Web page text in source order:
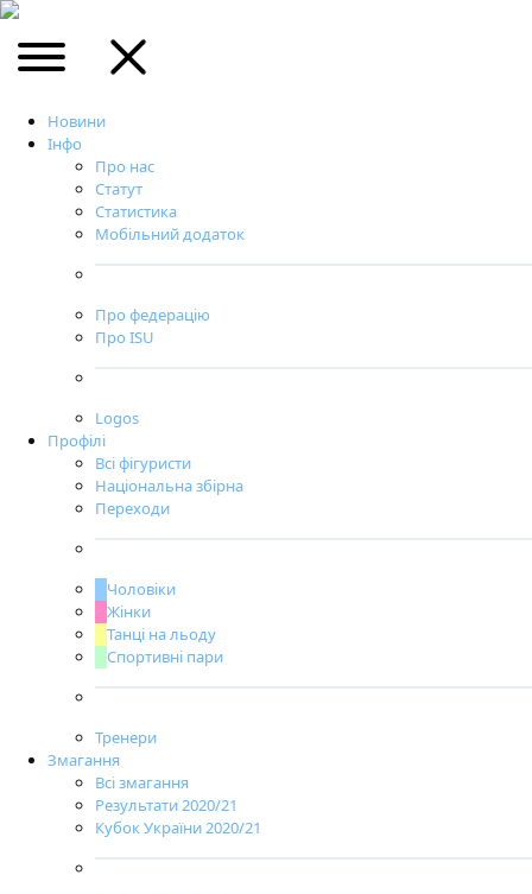
Новини
Інфо
Про нас
Статут
Статистика
Мобільний додаток
Про федерацію
Про ISU
Logos
Профілі
Всі фігуристи
Національна збірна
Переходи
Чоловіки
Жінки
Танці на льоду
Спортивні пари
Тренери
Змагання
Всі змагання
Результати 2020/21
Кубок України 2020/21